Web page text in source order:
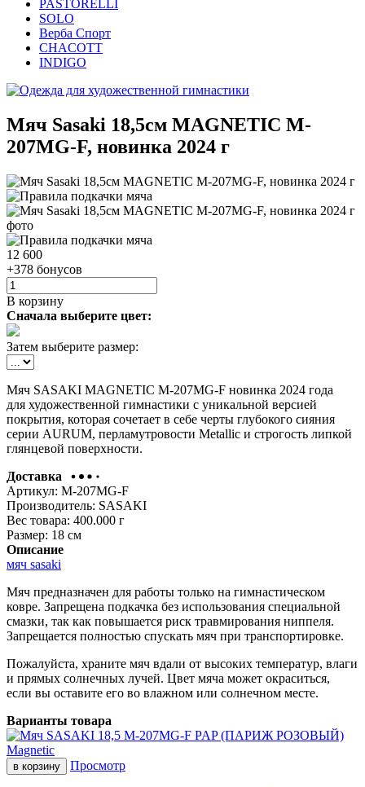
PASTORELLI
SOLO
Верба Спорт
CHACOTT
INDIGO
Мяч Sasaki 18,5см MAGNETIC M-
207MG-F, новинка 2024 г
12 600
+378 бонусов
В корзину
Сначала выберите цвет:
Затем выберите размер:
Мяч SASAKI MAGNETIC M-207MG-F новинка 2024 года
для художественной гимнастики с уникальной версией
покрытия, которая сочетает в себе черты глубокого сияния
серии AURUM, перламутровости Metallic и строгость липкой
глянцевой поверхности.
Доставка
Артикул: M-207MG-F
Производитель: SASAKI
Вес товара: 400.000 г
Размер: 18 см
Описание
мяч sasaki
Мяч предназначен для работы только на гимнастическом
ковре. Запрещена подкачка без использования специальной
смазки, так как повышается риск травмирования ниппеля.
Запрещается полностью спускать мяч при транспортировке.
Пожалуйста, храните мяч вдали от высоких температур, влаги
и прямых солнечных лучей. Цвет мяча может окраситься,
если вы оставите его во влажном или солнечном месте.
Варианты товара
в корзину Просмотр